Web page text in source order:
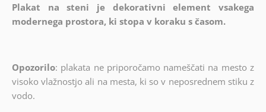
Plakat na steni je dekorativni element vsakega
modernega prostora, ki stopa v koraku s časom.
Opozorilo: plakata ne priporočamo nameščati na mesto z
visoko vlažnostjo ali na mesta, ki so v neposrednem stiku z
vodo.